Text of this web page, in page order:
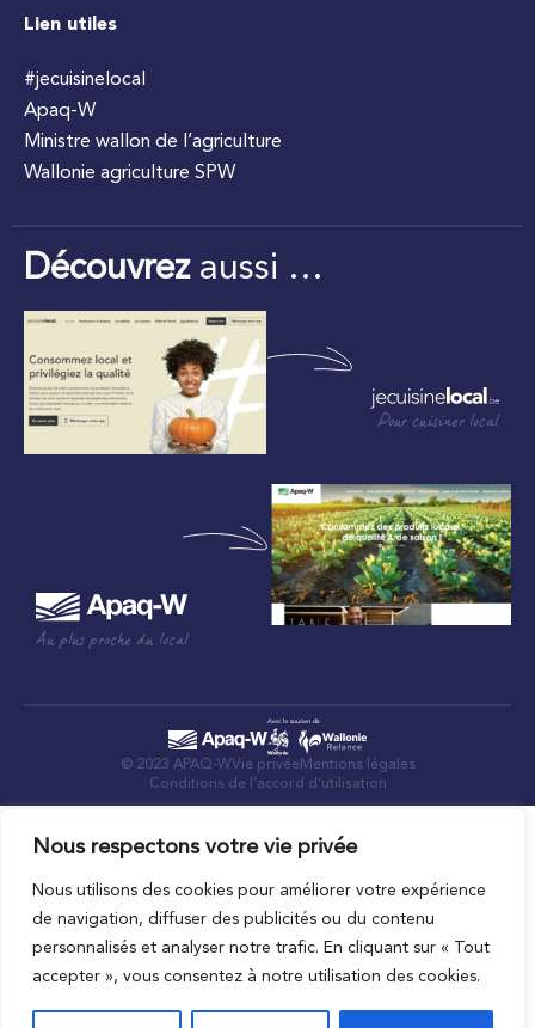
Nous respectons votre vie privée
Nous utilisons des cookies pour améliorer votre expérience
de navigation, diffuser des publicités ou du contenu
personnalisés et analyser notre trafic. En cliquant sur « Tout
accepter », vous consentez à notre utilisation des cookies.
Lien utiles
#jecuisinelocal
Apaq-W
Ministre wallon de l’agriculture
Wallonie agriculture SPW
Découvrezaussi …
Pour cuisiner local
Au plus proche du local
© 2023 APAQ-WVie privée Mentions légales
Conditions de l’accord d’utilisation